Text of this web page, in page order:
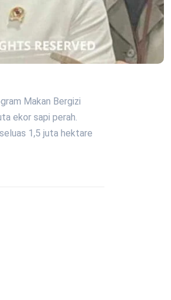
Makan Bergizi
ekor sapi perah.
1,5 juta hektare